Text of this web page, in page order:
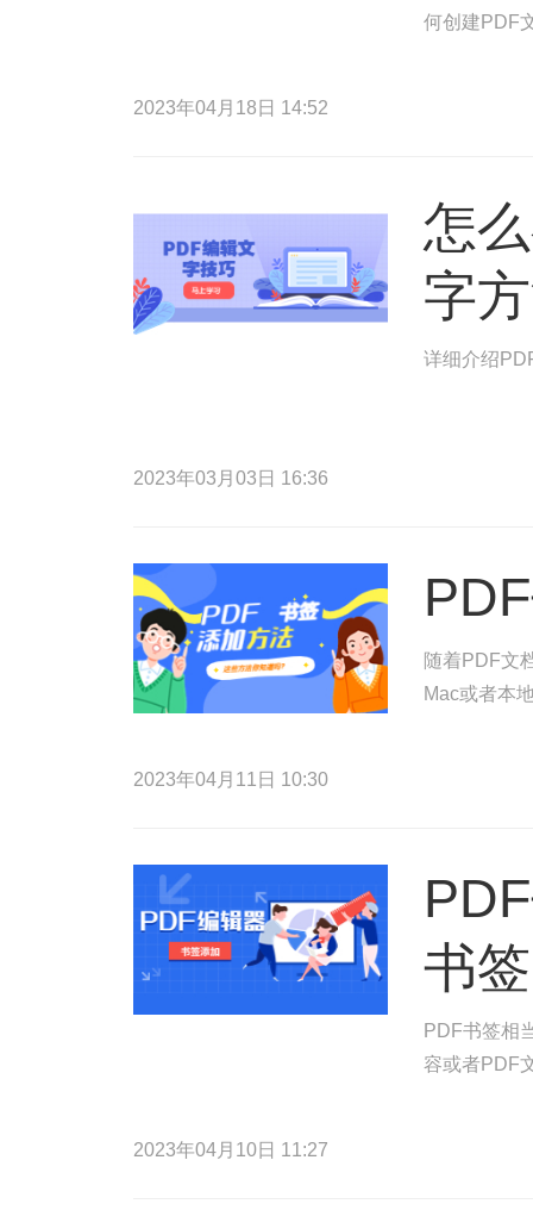
何创建PDF
2023年04月18日 14:52
怎
字
详细介绍
2023年03月03日 16:36
随着PDF文
Mac或者本
2023年04月11日 10:30
书
PDF书签相
容或者PDF
2023年04月10日 11:27